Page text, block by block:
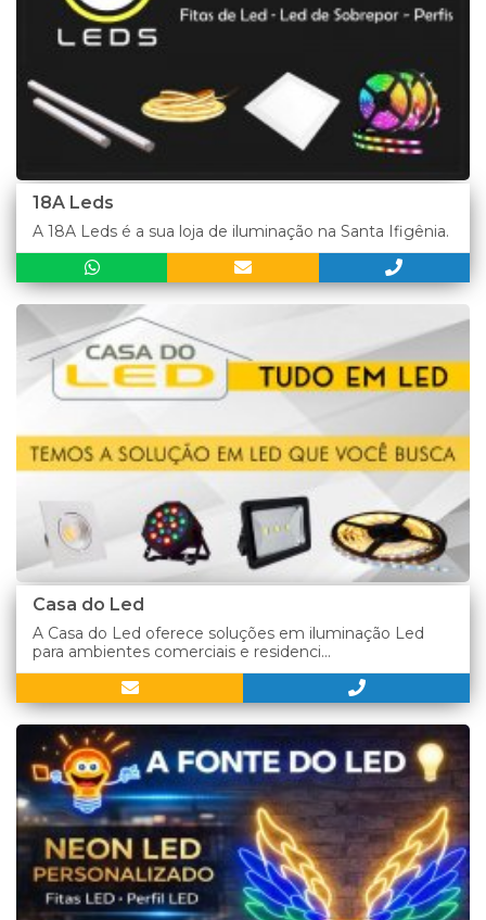
18A Leds
A 18A Leds é a sua loja de iluminação na Santa Ifigênia.
Casa do Led
A Casa do Led oferece soluções em iluminação Led
para ambientes comerciais e residenci...